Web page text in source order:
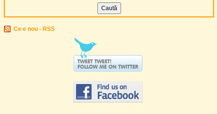
Ce e nou - RSS